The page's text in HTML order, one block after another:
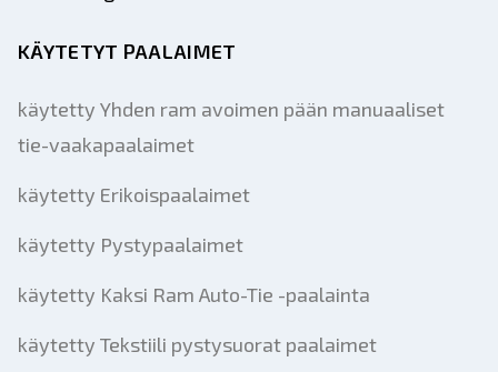
KÄYTETYT PAALAIMET
käytetty Yhden ram avoimen pään manuaaliset
tie-vaakapaalaimet
käytetty Erikoispaalaimet
käytetty Pystypaalaimet
käytetty Kaksi Ram Auto-Tie -paalainta
käytetty Tekstiili pystysuorat paalaimet